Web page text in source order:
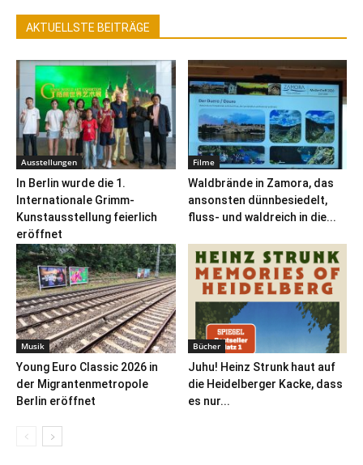
AKTUELLSTE BEITRÄGE
Ausstellungen
In Berlin wurde die 1.
Internationale Grimm-
Kunstausstellung feierlich
eröffnet
Filme
Waldbrände in Zamora, das
ansonsten dünnbesiedelt,
fluss- und waldreich in die...
Musik
Young Euro Classic 2026 in
der Migrantenmetropole
Berlin eröffnet
Bücher
Juhu! Heinz Strunk haut auf
die Heidelberger Kacke, dass
es nur...